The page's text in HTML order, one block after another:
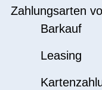
Zahlungsarten
Barkauf
Leasing